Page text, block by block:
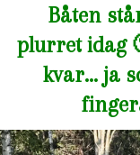
Båten
plurret idag
kvar… ja